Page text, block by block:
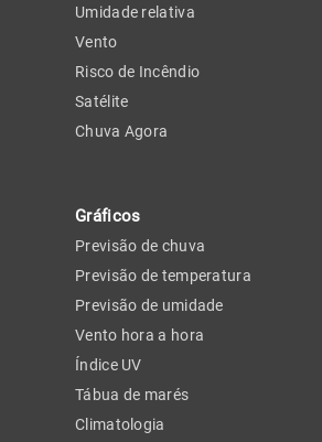
Umidade relativa
Vento
Risco de Incêndio
Satélite
Chuva Agora
Gráficos
Previsão de chuva
Previsão de temperatura
Previsão de umidade
Vento hora a hora
Índice UV
Tábua de marés
Climatologia